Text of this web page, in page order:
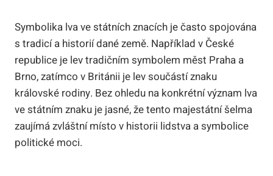
Symbolika lva ve státních znacích je často spojována
s tradicí a historií dané země. Například v České
republice je lev tradičním symbolem měst Praha a
Brno, zatímco v Británii je lev součástí znaku
královské rodiny. Bez ohledu na konkrétní význam lva
ve státním znaku je jasné, že tento majestátní šelma
zaujímá zvláštní místo v historii lidstva a symbolice
politické moci.